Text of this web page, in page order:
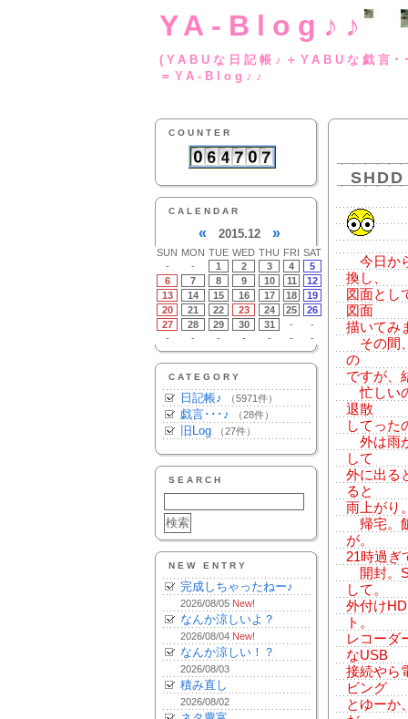
YA-Blog♪♪
(YABUな日記帳♪
＝YA-Blog♪♪
COUNTER
CALENDAR
« 2015.12 »
SUN MON TUE WED THU FRI SAT
-
- 1 2 3 4
5
6
7 8 9 10 11
12
13
14 15 16 17 18
19
20
21 22 23 24 25
26
27
28 29 30 31 -
-
-
- - - - - -
CATEGORY
日記帳♪ （5971件）
戯言･･･♪ （28件）
旧Log （27件）
SEARCH
NEW ENTRY
完成しちゃったねー♪
2026/08/05 New!
なんか涼しいよ？
2026/08/04 New!
なんか涼しい！？
2026/08/03
積み直し
2026/08/02
SHDD
今日か
換し、
図面とし
図面
描いてみ
その間
の
ですが、
忙しい
退散
してった
外は雨
して
外に出る
ると
雨上がり
帰宅。
が。
21時過
開封。
して。
外付け
ト。
レコーダ
なUSB
接続やら
ビング
とゆーか